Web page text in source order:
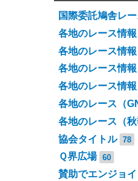
国際委託鳩舎レ
各地のレース情報
各地のレース情報
各地のレース情報
各地のレース情報
各地のレース（
各地のレース（秋
協会タイトル 78
Ｑ界広場 60
賛助でエンジョイ